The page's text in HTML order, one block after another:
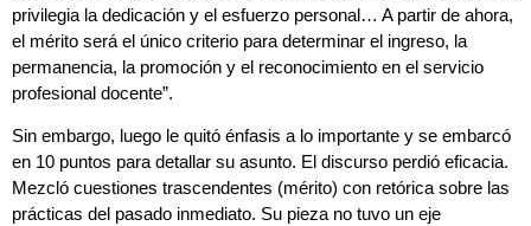
privilegia la dedicación y el esfuerzo personal… A partir de ahora,
el mérito será el único criterio para determinar el ingreso, la
permanencia, la promoción y el reconocimiento en el servicio
profesional docente”.
Sin embargo, luego le quitó énfasis a lo importante y se embarcó
en 10 puntos para detallar su asunto. El discurso perdió eficacia.
Mezcló cuestiones trascendentes (mérito) con retórica sobre las
prácticas del pasado inmediato. Su pieza no tuvo un eje